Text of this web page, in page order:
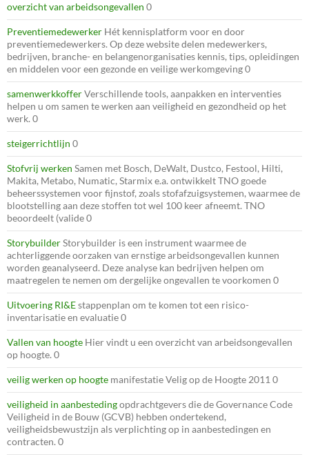
overzicht van arbeidsongevallen 0
Preventiemedewerker Hét kennisplatform voor en door
preventiemedewerkers. Op deze website delen medewerkers,
bedrijven, branche- en belangenorganisaties kennis, tips, opleidingen
en middelen voor een gezonde en veilige werkomgeving 0
samenwerkkofferVerschillende tools, aanpakken en interventies
helpen u om samen te werken aan veiligheid en gezondheid op het
werk. 0
steigerrichtlijn 0
Stofvrij werken Samen met Bosch, DeWalt, Dustco, Festool, Hilti,
Makita, Metabo, Numatic, Starmix e.a. ontwikkelt TNO goede
beheerssystemen voor fijnstof, zoals stofafzuigsystemen, waarmee de
blootstelling aan deze stoffen tot wel 100 keer afneemt. TNO
beoordeelt (valide 0
StorybuilderStorybuilder is een instrument waarmee de
achterliggende oorzaken van ernstige arbeidsongevallen kunnen
worden geanalyseerd. Deze analyse kan bedrijven helpen om
maatregelen te nemen om dergelijke ongevallen te voorkomen 0
Uitvoering RI&Estappenplan om te komen tot een risico-
inventarisatie en evaluatie 0
Vallen van hoogte Hier vindt u een overzicht van arbeidsongevallen
op hoogte. 0
veilig werken op hoogte manifestatie Velig op de Hoogte 2011 0
veiligheid in aanbestedingopdrachtgevers die de Governance Code
Veiligheid in de Bouw (GCVB) hebben ondertekend,
veiligheidsbewustzijn als verplichting op in aanbestedingen en
contracten. 0